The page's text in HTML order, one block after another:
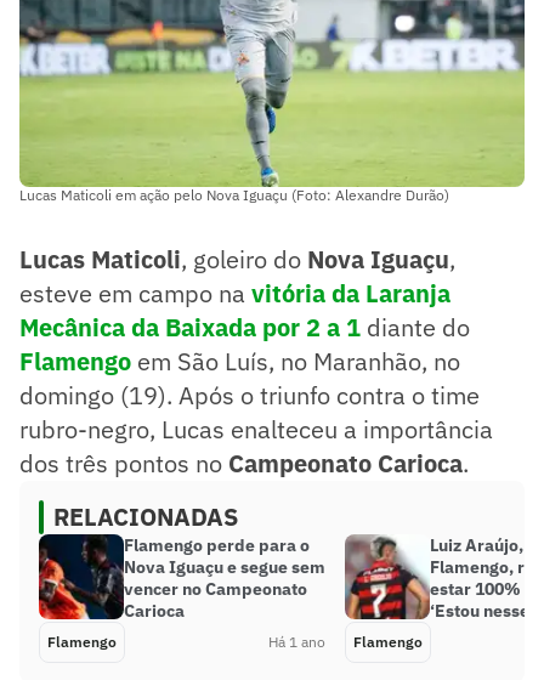
Lucas Maticoli em ação pelo Nova Iguaçu (Foto: Alexandre Durão)
Lucas Maticoli, goleiro do Nova Iguaçu,
esteve em campo na vitória da Laranja
Mecânica da Baixada por 2 a 1 diante do
Flamengo em São Luís, no Maranhão, no
domingo (19). Após o triunfo contra o time
rubro-negro, Lucas enalteceu a importância
dos três pontos no Campeonato Carioca.
RELACIONADAS
Flamengo perde para o
Nova Iguaçu e segue sem
vencer no Campeonato
Carioca
Flamengo Há 1 ano
Luiz Araújo,
Flamengo,
estar 100%
‘Estou nesse
Flamengo